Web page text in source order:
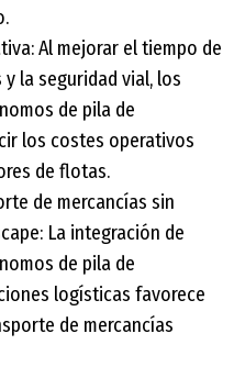
Al mejorar el tiempo de
la seguridad vial, los
de pila de
los costes operativos
de flotas.
de mercancías sin
La integración de
de pila de
logísticas favorece
de mercancías